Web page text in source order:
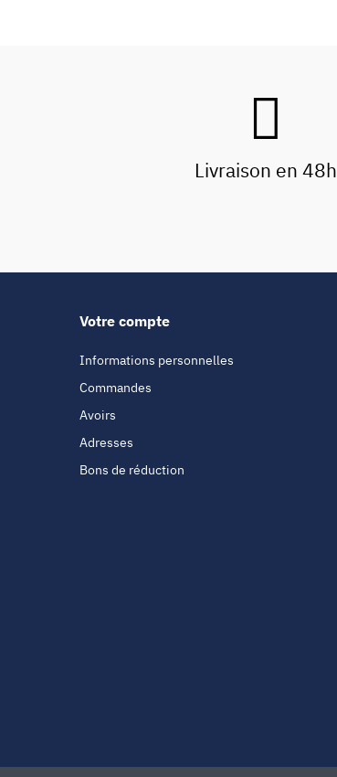
Livraison en 48h
Votre compte
Informations personnelles
Commandes
Avoirs
Adresses
Bons de réduction